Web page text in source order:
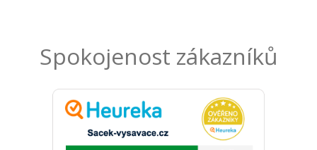
Spokojenost zákazníků